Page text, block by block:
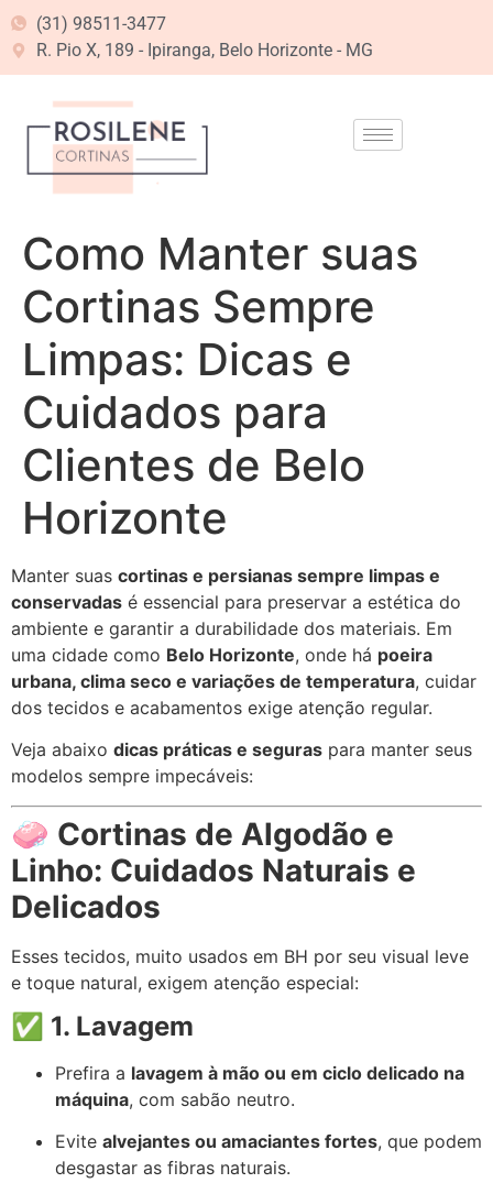
(31) 98511-3477
R. Pio X, 189 - Ipiranga, Belo Horizonte - MG
Como Manter suas
Cortinas Sempre
Limpas: Dicas e
Cuidados para
Clientes de Belo
Horizonte
Manter suas cortinas e persianas sempre limpas e
conservadas é essencial para preservar a estética do
ambiente e garantir a durabilidade dos materiais. Em
uma cidade como Belo Horizonte, onde há poeira
urbana, clima seco e variações de temperatura, cuidar
dos tecidos e acabamentos exige atenção regular.
Veja abaixo dicas práticas e seguras para manter seus
modelos sempre impecáveis:
🧼 Cortinas de Algodão e
Linho: Cuidados Naturais e
Delicados
Esses tecidos, muito usados em BH por seu visual leve
e toque natural, exigem atenção especial:
✅ 1. Lavagem
Prefira a lavagem à mão ou em ciclo delicado na
máquina, com sabão neutro.
Evite alvejantes ou amaciantes fortes, que podem
desgastar as fibras naturais.